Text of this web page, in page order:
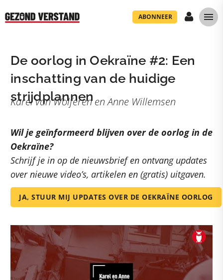
ABONNEER
De oorlog in Oekraïne #2: Een
inschatting van de huidige
strijdplannen
Karel van Wolferen en Anne Willemsen
Wil je geïnformeerd blijven over de oorlog in de
Oekraïne?
Schrijf je in op de nieuwsbrief en ontvang updates
over nieuwe video’s, artikelen en (gratis) uitgaven.
JA, STUUR MIJ UPDATES OVER DE OEKRAÏNE OORLOG